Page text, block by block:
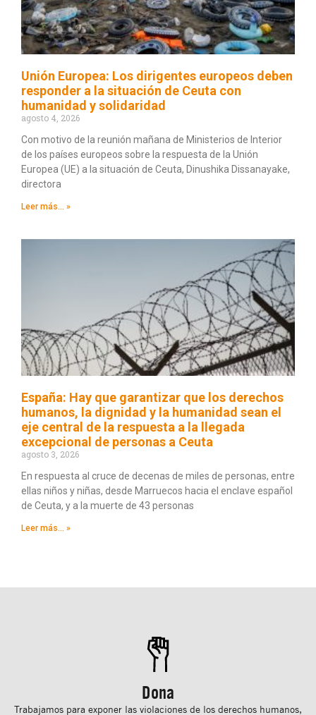
Unión Europea: Los dirigentes europeos deben
responder a la situación de Ceuta con
humanidad y solidaridad
agosto 4, 2026
Con motivo de la reunión mañana de Ministerios de Interior
de los países europeos sobre la respuesta de la Unión
Europea (UE) a la situación de Ceuta, Dinushika Dissanayake,
directora
Leer más... »
España: Hay que garantizar que los derechos
humanos, la dignidad y la humanidad sean el
eje central de la respuesta a la llegada
excepcional de personas a Ceuta
agosto 3, 2026
En respuesta al cruce de decenas de miles de personas, entre
ellas niños y niñas, desde Marruecos hacia el enclave español
de Ceuta, y a la muerte de 43 personas
Leer más... »
Dona
Trabajamos para exponer las violaciones de los derechos humanos,